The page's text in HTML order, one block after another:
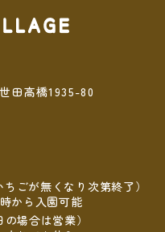
田高橋1935-80
ごが無くなり次第終了）
から入園可能
場合は営業）